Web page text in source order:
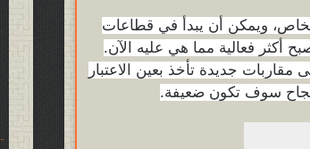
ويمكن أن يبدأ في قطاعات
أكثر فعالية مما هي عليه الآن.
جديدة تأخذ بعين الاعتبار
سوف تكون ضعيفة.